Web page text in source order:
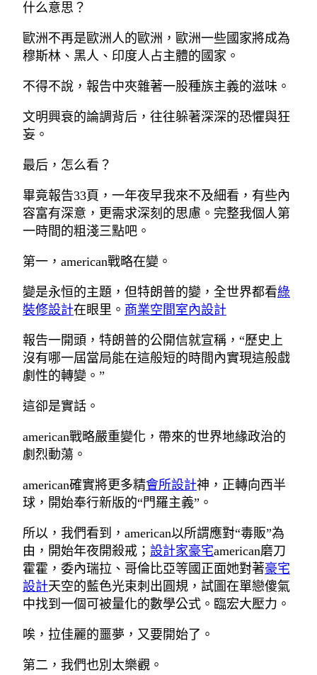
什么意思？
歐洲不再是歐洲人的歐洲，歐洲一些國家將成為
穆斯林、黑人、印度人占主體的國家。
不得不說，報告中夾雜著一股種族主義的滋味。
文明興衰的論調背后，往往躲著深深的恐懼與狂
妄。
最后，怎么看？
畢竟報告33頁，一年夜早我來不及細看，有些內
容富有深意，更需求深刻的思慮。完整我個人第
一時間的粗淺三點吧。
第一，american戰略在變。
變是永恒的主題，但特朗普的變，全世界都看綠
裝修設計在眼里。 商業空間室內設計
報告一開頭，特朗普的公開信就宣稱，“歷史上
沒有哪一屆當局能在這般短的時間內實現這般戲
劇性的轉變。”
這卻是實話。
american戰略嚴重變化，帶來的世界地緣政治的
劇烈動蕩。
american確實將更多精會所設計神，正轉向西半
球，開始奉行新版的“門羅主義”。
所以，我們看到，american以所謂應對“毒販”為
由，開始年夜開殺戒； 設計家豪宅american磨刀
霍霍，委內瑞拉、哥倫比亞等國正面她對著豪宅
設計天空的藍色光束刺出圓規，試圖在單戀傻氣
中找到一個可被量化的數學公式。臨宏大壓力。
唉，拉佳麗的噩夢，又要開始了。
第二，我們也別太樂觀。